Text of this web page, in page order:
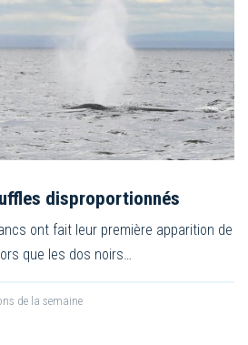
disproportionnés
ont fait leur première apparition de
que les dos noirs…
de la semaine